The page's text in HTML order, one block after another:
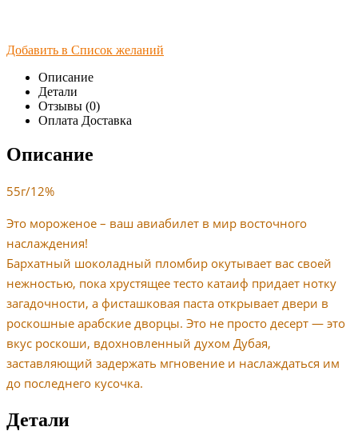
Добавить в Список желаний
Описание
Детали
Отзывы (0)
Оплата Доставка
Описание
55г/12%
Это мороженое – ваш авиабилет в мир восточного
наслаждения!
Бархатный шоколадный пломбир окутывает вас своей
нежностью, пока хрустящее тесто катаиф придает нотку
загадочности, а фисташковая паста открывает двери в
роскошные арабские дворцы. Это не просто десерт — это
вкус роскоши, вдохновленный духом Дубая,
заставляющий задержать мгновение и наслаждаться им
до последнего кусочка.
Детали